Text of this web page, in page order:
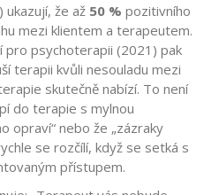
že až 50 % pozitivního
mezi klientem a terapeutem.
pro psychoterapii (2021) pak
terapii kvůli nesouladu mezi
skutečně nabízí. To není
do terapie s mylnou
opraví“ nebo že „zázraky
se rozčílí, když se setká s
přístupem.